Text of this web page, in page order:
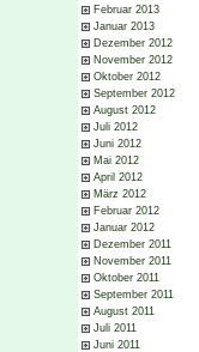
Februar 2013
Januar 2013
Dezember 2012
November 2012
Oktober 2012
September 2012
August 2012
Juli 2012
Juni 2012
Mai 2012
April 2012
März 2012
Februar 2012
Januar 2012
Dezember 2011
November 2011
Oktober 2011
September 2011
August 2011
Juli 2011
Juni 2011